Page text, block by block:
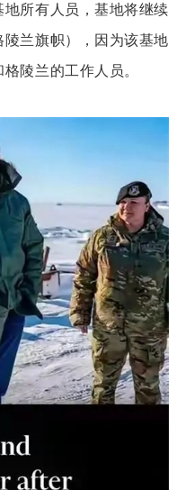
所有人员，基地将继续
兰旗帜），因为该基地
陵兰的工作人员。